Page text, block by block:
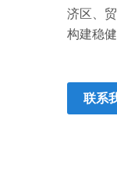
济区、
构建稳
联系